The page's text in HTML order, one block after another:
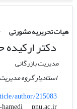
هیات تحریریه مشورتی
دکتر
مدیریت بازرگانی
استادیار گروه
author/215083